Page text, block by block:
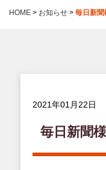
HOME > お知らせ > 毎日新聞
2021年01月22日
毎日新聞